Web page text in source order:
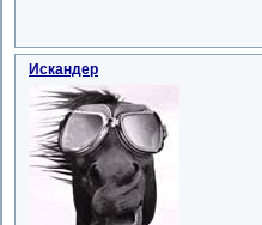
Искандер